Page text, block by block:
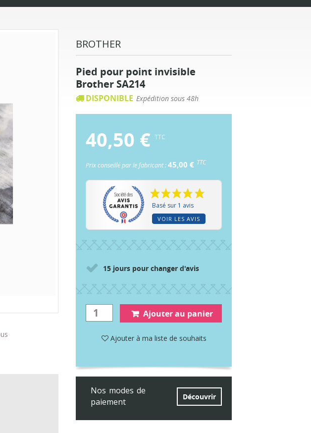
BROTHER
Pied pour point invisible
Brother SA214
DISPONIBLE Expédition sous 48h
40,50 € TTC
Prix conseillé par le fabricant :45,00 € TTC
Basé sur 1 avis
VOIR LES AVIS
15 jours pour changer d'avis
Ajouter au panier
Ajouter à ma liste de souhaits
Nos modes de
paiement
Découvrir